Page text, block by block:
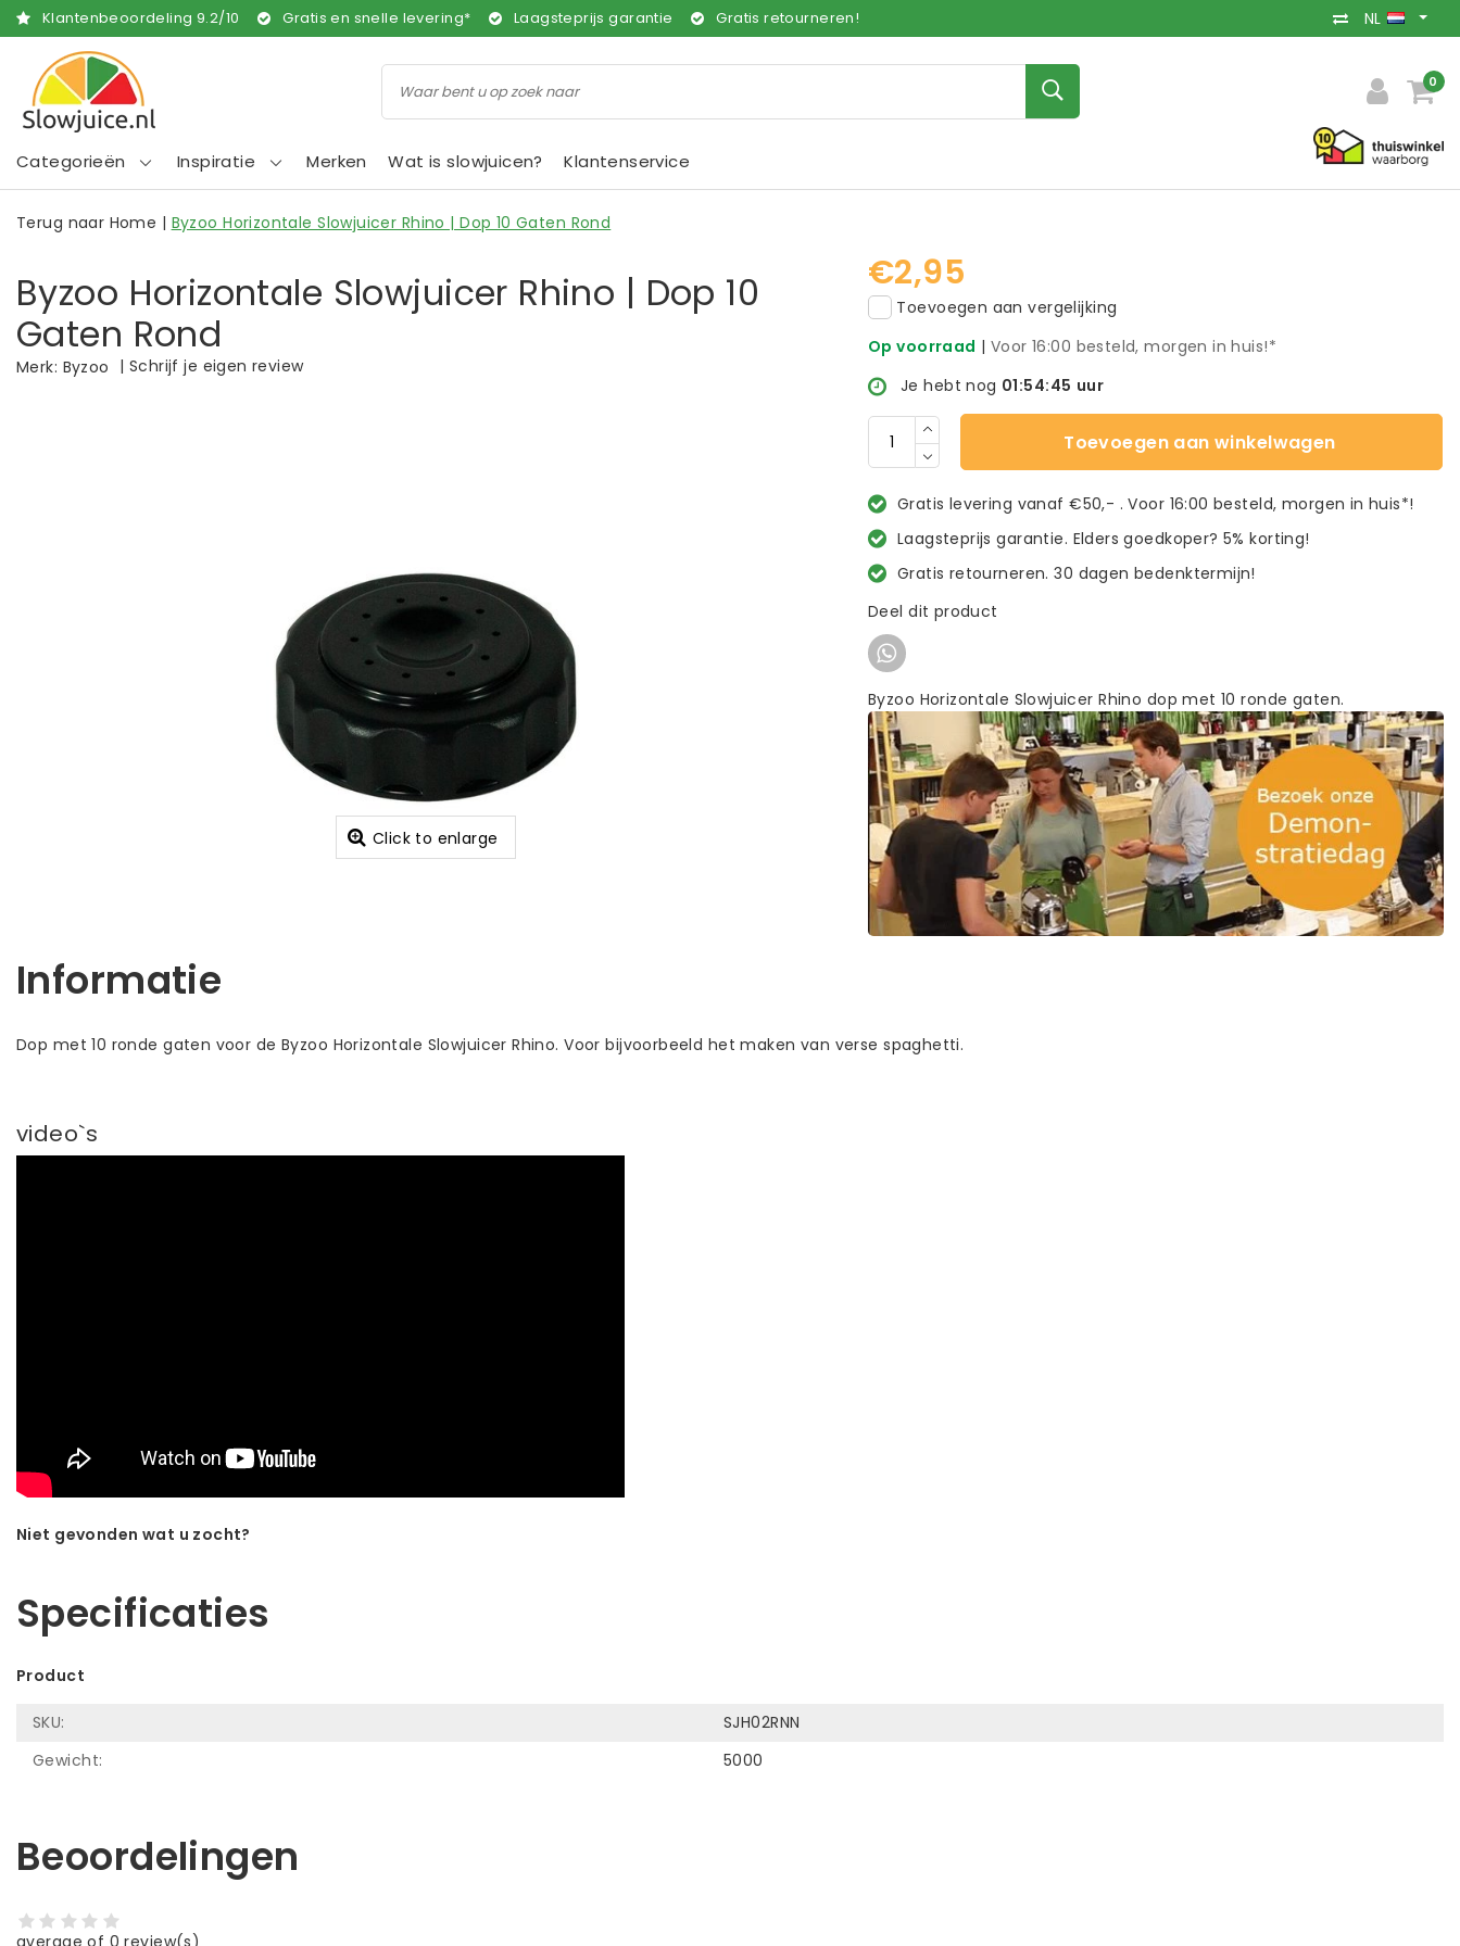
Klantenbeoordeling 9.2/10 Gratis en snelle levering* Laagsteprijs garantie Gratis retourneren! NL
0
Categorieën Inspiratie Merken Wat is slowjuicen? Klantenservice
Terug naar Home | Byzoo Horizontale Slowjuicer Rhino | Dop 10 Gaten Rond
Byzoo Horizontale Slowjuicer Rhino | Dop 10
Gaten Rond
Merk: Byzoo | Schrijf je eigen review
Click to enlarge
€2,95
Toevoegen aan vergelijking
Op voorraad | Voor 16:00 besteld, morgen in huis!*
Je hebt nog 01:54:44 uur
Toevoegen aan winkelwagen
Gratis levering vanaf €50,- . Voor 16:00 besteld, morgen in huis*!
Laagsteprijs garantie. Elders goedkoper? 5% korting!
Gratis retourneren. 30 dagen bedenktermijn!
Deel dit product
Byzoo Horizontale Slowjuicer Rhino dop met 10 ronde gaten.
Informatie
Dop met 10 ronde gaten voor de Byzoo Horizontale Slowjuicer Rhino. Voor bijvoorbeeld het maken van verse spaghetti.
video`s
Niet gevonden wat u zocht?
Specificaties
Product
SKU:
SJH02RNN
Gewicht:
5000
Beoordelingen